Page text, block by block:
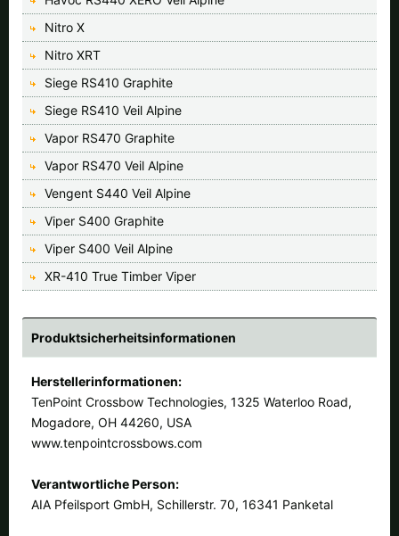
Nitro X
Nitro XRT
Siege RS410 Graphite
Siege RS410 Veil Alpine
Vapor RS470 Graphite
Vapor RS470 Veil Alpine
Vengent S440 Veil Alpine
Viper S400 Graphite
Viper S400 Veil Alpine
XR-410 True Timber Viper
Produktsicherheitsinformationen
Herstellerinformationen:
TenPoint Crossbow Technologies, 1325 Waterloo Road,
Mogadore, OH 44260, USA
www.tenpointcrossbows.com
Verantwortliche Person:
AIA Pfeilsport GmbH, Schillerstr. 70, 16341 Panketal